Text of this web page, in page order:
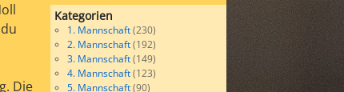
Die
Kategorien
1. Mannschaft(230)
2. Mannschaft(192)
3. Mannschaft(149)
4. Mannschaft(123)
5. Mannschaft(90)